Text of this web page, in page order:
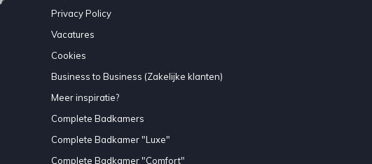
Privacy Policy
Vacatures
Cookies
Business to Business (Zakelijke klanten)
Meer inspiratie?
Complete Badkamers
Complete Badkamer "Luxe"
Complete Badkamer "Comfort"